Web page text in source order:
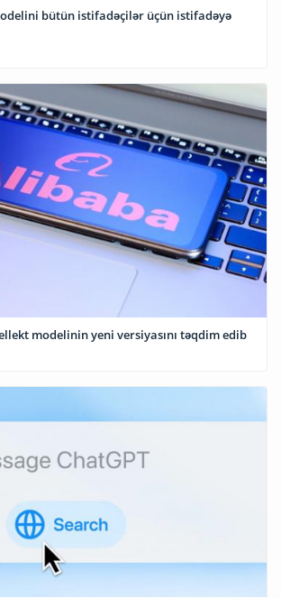
bütün istifadəçilər üçün istifadəyə
modelinin yeni versiyasını təqdim edib